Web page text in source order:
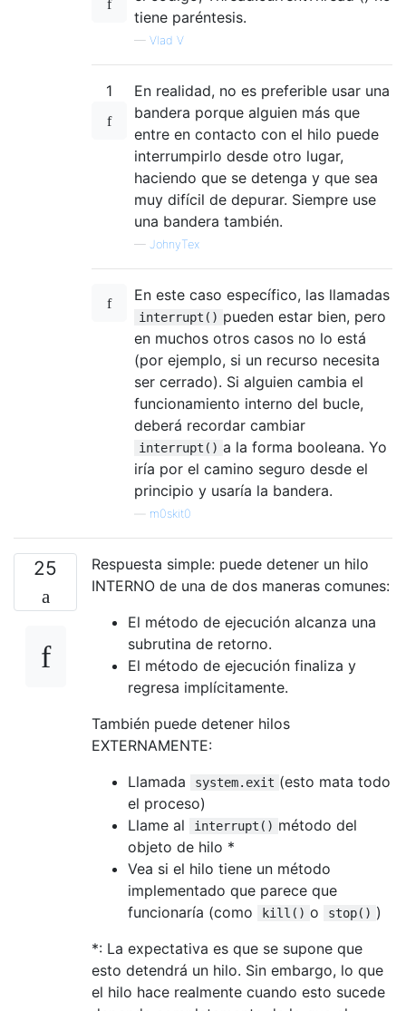
tiene paréntesis.
— Vlad V
1
En realidad, no es preferible usar una
bandera porque alguien más que
entre en contacto con el hilo puede
interrumpirlo desde otro lugar,
haciendo que se detenga y que sea
muy difícil de depurar. Siempre use
una bandera también.
— JohnyTex
En este caso específico, las llamadas
interrupt() pueden estar bien, pero
en muchos otros casos no lo está
(por ejemplo, si un recurso necesita
ser cerrado). Si alguien cambia el
funcionamiento interno del bucle,
deberá recordar cambiar
interrupt() a la forma booleana. Yo
iría por el camino seguro desde el
principio y usaría la bandera.
m0skit0
25
Respuesta simple: puede detener un hilo
INTERNO de una de dos maneras comunes:
El método de ejecución alcanza una
subrutina de retorno.
El método de ejecución finaliza y
regresa implícitamente.
También puede detener hilos
EXTERNAMENTE:
Llamada
system.exit (esto mata todo
el proceso)
Llame al
interrupt() método del
objeto de hilo *
Vea si el hilo tiene un método
implementado que parece que
funcionaría (como
kill() o stop() )
*: La expectativa es que se supone que
esto detendrá un hilo. Sin embargo, lo que
el hilo hace realmente cuando esto sucede